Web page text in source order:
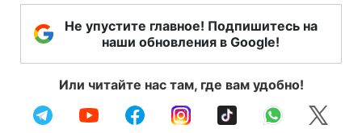
Не упустите главное! Подпишитесь на
наши обновления в Google!
Или читайте нас там, где вам удобно!